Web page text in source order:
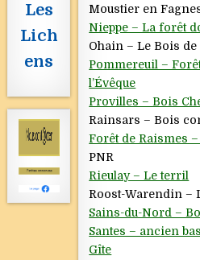
Moustier en
Nieppe – La forêt
Ohain – Le Bois de
Pommereuil –
l’Évêque
Provilles – Bois
Rainsars – Bois
Forêt de Raismes
PNR
Rieulay – Le terril
Roost-Warendin –
Sains-du-Nord –
Santes – ancien
Gîte
Les
Lich
ens